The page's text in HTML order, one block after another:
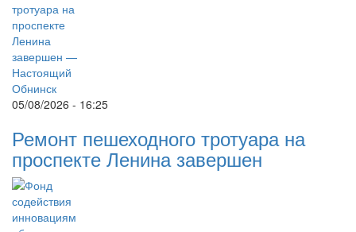
05/08/2026 - 16:25
Ремонт пешеходного тротуара на
проспекте Ленина завершен